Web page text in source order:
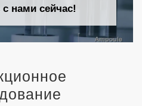
нами сейчас!